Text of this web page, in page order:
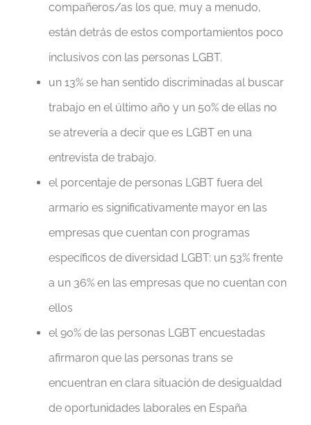
compañeros/as los que, muy a menudo,
están detrás de estos comportamientos poco
inclusivos con las personas LGBT.
un 13% se han sentido discriminadas al buscar
trabajo en el último año y un 50% de ellas no
se atrevería a decir que es LGBT en una
entrevista de trabajo.
el porcentaje de personas LGBT fuera del
armario es significativamente mayor en las
empresas que cuentan con programas
específicos de diversidad LGBT: un 53% frente
a un 36% en las empresas que no cuentan con
ellos
el 90% de las personas LGBT encuestadas
afirmaron que las personas trans se
encuentran en clara situación de desigualdad
de oportunidades laborales en España